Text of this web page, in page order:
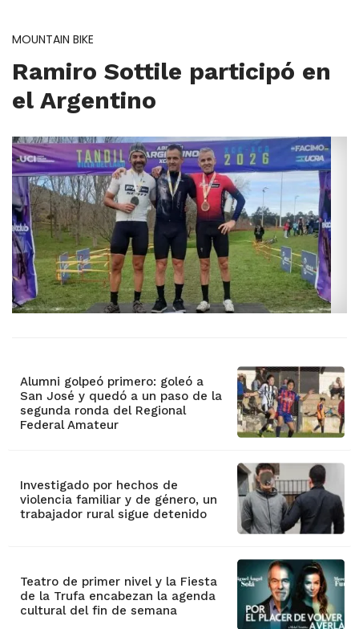
MOUNTAIN BIKE
Ramiro Sottile participó en
el Argentino
Alumni golpeó primero: goleó a
San José y quedó a un paso de la
segunda ronda del Regional
Federal Amateur
Investigado por hechos de
violencia familiar y de género, un
trabajador rural sigue detenido
Teatro de primer nivel y la Fiesta
de la Trufa encabezan la agenda
cultural del fin de semana